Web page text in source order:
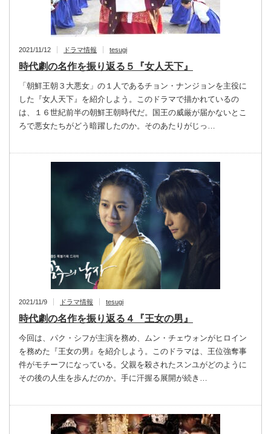
2021/11/12 ドラマ情報 tesugi
時代劇の名作を振り返る５『女人天下』
「朝鮮王朝３大悪女」の１人であるチョン・ナンジョンを主役に
した『女人天下』を紹介しよう。このドラマで描かれているの
は、１６世紀前半の朝鮮王朝時代だ。国王の威厳が届かないとこ
ろで悪女たちがどう暗躍したのか。そのあたりがじっ…
2021/11/9 ドラマ情報 tesugi
時代劇の名作を振り返る４『王女の男』
今回は、パク・シフが主演を務め、ムン・チェウォンがヒロイン
を務めた『王女の男』を紹介しよう。このドラマは、王位強奪事
件がモチーフになっている。父親を殺されたスンユがどのように
その後の人生を歩んだのか。手に汗握る展開が続き…